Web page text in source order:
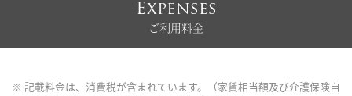
Expenses
ご利用料金
※ 記載料金は、消費税が含まれています。（家賃相当額及び介護保険自